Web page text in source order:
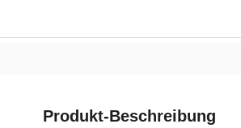
Produkt-Beschreibung